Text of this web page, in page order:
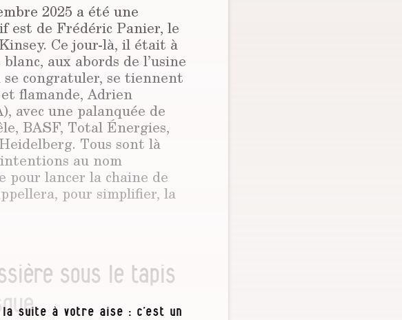
2025 a été une
est de Frédéric Panier, le
Ce jour-là, il était à
aux abords de l’usine
se congratuler, se tiennent
flamande, Adrien
avec une palanquée de
BASF, Total Énergies,
Tous sont là
au nom
lancer la chaine de
pour simplifier, la
sous le tapis
suite à votre aise : c’est un